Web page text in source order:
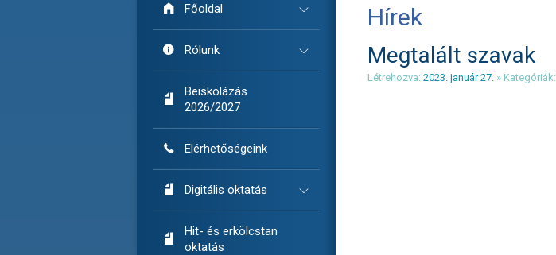
 Főoldal
 Rólunk

Beiskolázás
2026/2027
 Elérhetőségeink
 Digitális oktatás

Hit- és erkölcstan
oktatás
Hírek
Megtalált szavak
Létrehozva: 2023. január 27. » Kategóriák: